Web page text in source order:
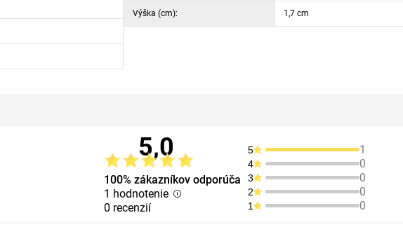
Výška (cm): 1,7 cm
5,0
100% zákazníkov odporúča
1 hodnotenie
0 recenzií
5 1
4 0
3 0
2 0
1 0